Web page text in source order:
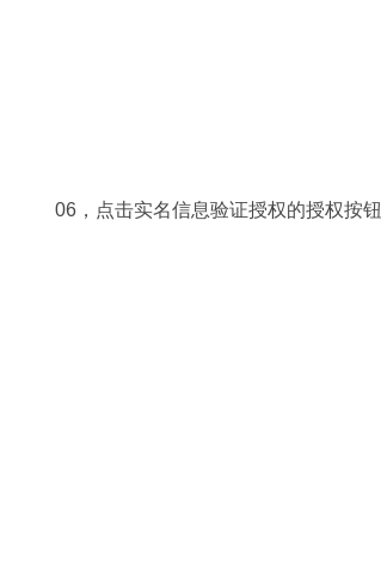
06，点击实名信息验证授权的授权按钮